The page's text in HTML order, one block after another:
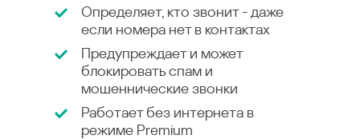
Определяет, кто звонит - даже
если номера нет в контактах
Предупреждает и может
блокировать спам и
мошеннические звонки
Работает без интернета в
режиме Premium